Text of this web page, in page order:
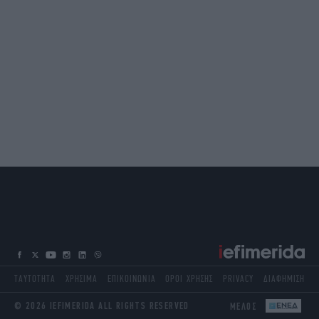
© 2026 IEFIMERIDA ALL RIGHTS RESERVED ΜΕΛΟΣ
ΤΑΥΤΟΤΗΤΑ ΧΡΗΣΙΜΑ ΕΠΙΚΟΙΝΩΝΙΑ ΟΡΟΙ ΧΡΗΣΗΣ PRIVACY ΔΙΑΦΗΜΙΣΗ